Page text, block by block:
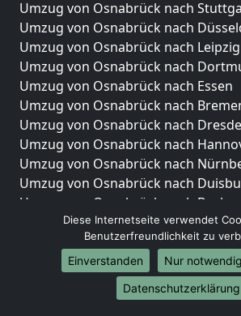
Umzug von Osnabrück nach
Umzug von Osnabrück nach
Umzug von Osnabrück nach Leipzig
Umzug von Osnabrück nach
Umzug von Osnabrück nach Essen
Umzug von Osnabrück nach
Umzug von Osnabrück nach
Umzug von Osnabrück nach
Umzug von Osnabrück nach
Umzug von Osnabrück nach
Umzug von Osnabrück nach Bochum
Umzug von Osnabrück nach
Umzug von Osnabrück nach
Umzug von Osnabrück nach Bonn
Umzug von Osnabrück nach
Diese Internetseite verwendet
Benutzerfreundlichkeit zu
Einverstanden
Nur
Datenschutzerklärung